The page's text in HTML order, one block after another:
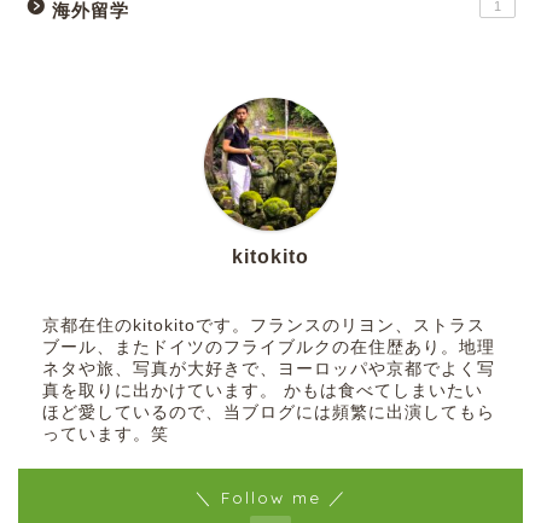
海外留学 1
kitokito
京都在住のkitokitoです。フランスのリヨン、ストラス
ブール、またドイツのフライブルクの在住歴あり。地理
ネタや旅、写真が大好きで、ヨーロッパや京都でよく写
真を取りに出かけています。 かもは食べてしまいたい
ほど愛しているので、当ブログには頻繁に出演してもら
っています。笑
＼ Follow me ／